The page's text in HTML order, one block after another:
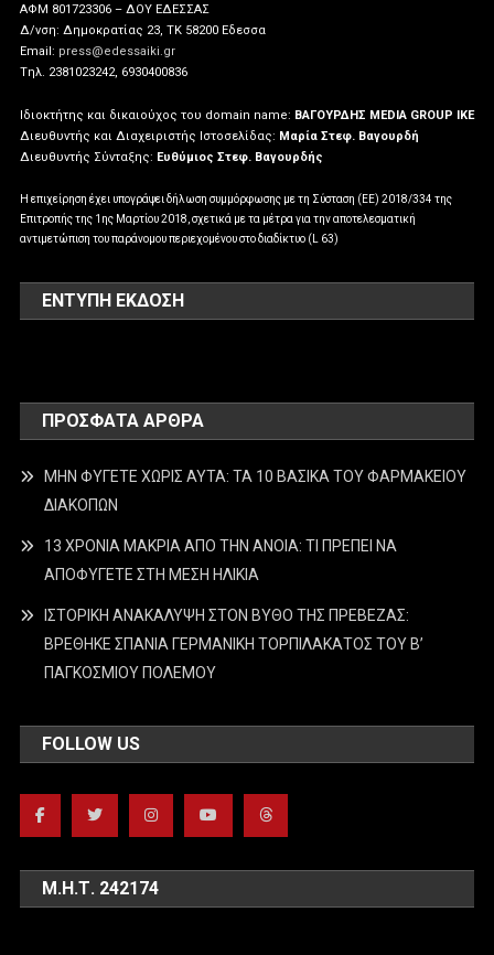
ΑΦΜ 801723306 – ΔΟΥ ΕΔΕΣΣΑΣ
Δ/νση: Δημοκρατίας 23, ΤΚ 58200 Εδεσσα
Email: press@edessaiki.gr
Tηλ. 2381023242, 6930400836
Ιδιοκτήτης και δικαιούχος του domain name: ΒΑΓΟΥΡΔΗΣ MEDIA GROUP IKE
Διευθυντής και Διαχειριστής Ιστοσελίδας: Μαρία Στεφ. Βαγουρδή
Διευθυντής Σύνταξης: Ευθύμιος Στεφ. Βαγουρδής
Η επιχείρηση έχει υπογράψει δήλωση συμμόρφωσης με τη Σύσταση (ΕΕ) 2018/334 της
Επιτροπής της 1ης Μαρτίου 2018, σχετικά με τα μέτρα για την αποτελεσματική
αντιμετώπιση του παράνομου περιεχομένου στο διαδίκτυο (L 63)
ΕΝΤΥΠΗ ΕΚΔΟΣΗ
ΠΡΌΣΦΑΤΑ ΆΡΘΡΑ
ΜΗΝ ΦΥΓΕΤΕ ΧΩΡΙΣ ΑΥΤΑ: ΤΑ 10 ΒΑΣΙΚΑ ΤΟΥ ΦΑΡΜΑΚΕΙΟΥ
ΔΙΑΚΟΠΩΝ
13 ΧΡΟΝΙΑ ΜΑΚΡΙΑ ΑΠΟ ΤΗΝ ΑΝΟΙΑ: ΤΙ ΠΡΕΠΕΙ ΝΑ
ΑΠΟΦΥΓΕΤΕ ΣΤΗ ΜΕΣΗ ΗΛΙΚΙΑ
ΙΣΤΟΡΙΚΗ ΑΝΑΚΑΛΥΨΗ ΣΤΟΝ ΒΥΘΟ ΤΗΣ ΠΡΕΒΕΖΑΣ:
ΒΡΕΘΗΚΕ ΣΠΑΝΙΑ ΓΕΡΜΑΝΙΚΗ ΤΟΡΠΙΛΑΚΑΤΟΣ ΤΟΥ Β’
ΠΑΓΚΟΣΜΙΟΥ ΠΟΛΕΜΟΥ
FOLLOW US
Μ.Η.Τ. 242174